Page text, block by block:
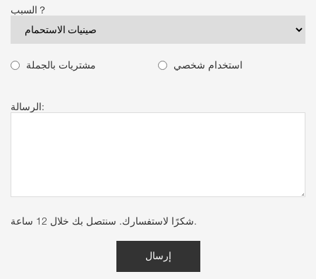
السبب？
مشتريات بالجملة استخدام شخصي
الرسالة:
شكرًا لاستفسارك. سنتصل بك خلال 12 ساعة.
إرسال